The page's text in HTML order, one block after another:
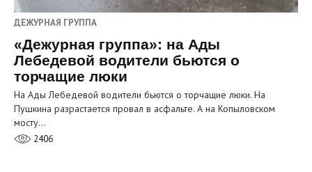
ДЕЖУРНАЯ ГРУППА
«Дежурная группа»: на Ады
Лебедевой водители бьются о
торчащие люки
На Ады Лебедевой водители бьются о торчащие люки. На
Пушкина разрастается провал в асфальте. А на Копыловском
мосту…
2406